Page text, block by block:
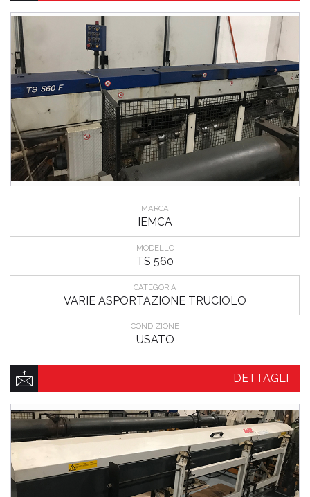
MARCA
IEMCA
MODELLO
TS 560
CATEGORIA
VARIE ASPORTAZIONE TRUCIOLO
CONDIZIONE
USATO
DETTAGLI